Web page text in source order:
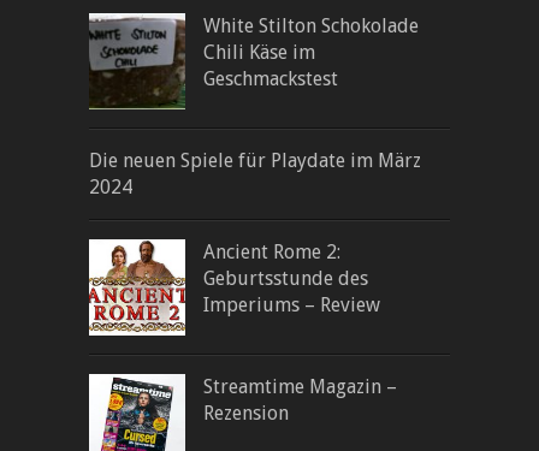
White Stilton Schokolade
Chili Käse im
Geschmackstest
Die neuen Spiele für Playdate im März
2024
Ancient Rome 2:
Geburtsstunde des
Imperiums – Review
Streamtime Magazin –
Rezension